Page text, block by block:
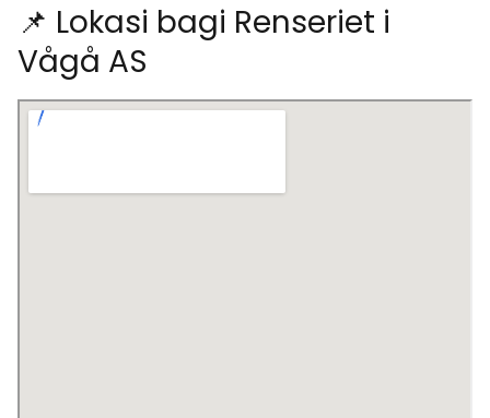
📌 Lokasi bagi Renseriet i
Vågå AS